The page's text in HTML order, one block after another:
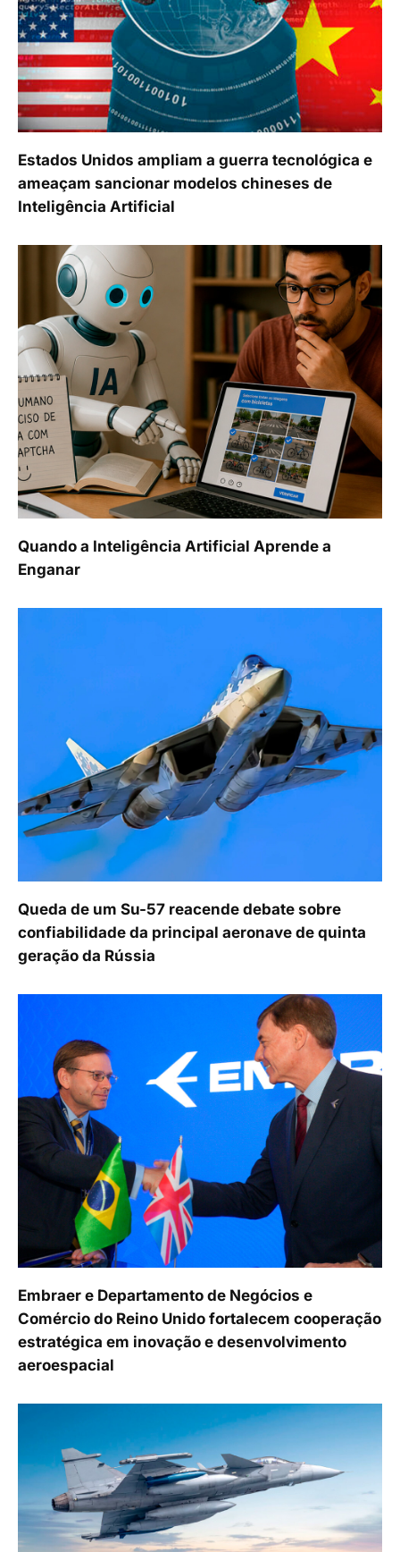
Estados Unidos ampliam a guerra tecnológica e
ameaçam sancionar modelos chineses de
Inteligência Artificial
Quando a Inteligência Artificial Aprende a
Enganar
Queda de um Su-57 reacende debate sobre
confiabilidade da principal aeronave de quinta
geração da Rússia
Embraer e Departamento de Negócios e
Comércio do Reino Unido fortalecem cooperação
estratégica em inovação e desenvolvimento
aeroespacial